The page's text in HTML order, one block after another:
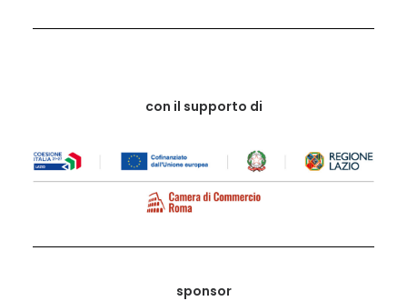
con il supporto di
sponsor